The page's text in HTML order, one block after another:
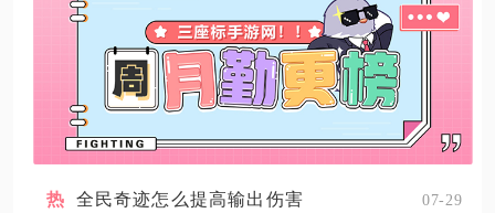
全民奇迹怎么提高输出伤害 07-29